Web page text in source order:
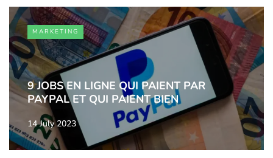
MARKETING
9 JOBS EN LIGNE QUI PAIENT PAR
PAYPAL ET QUI PAIENT BIEN
14 July 2023